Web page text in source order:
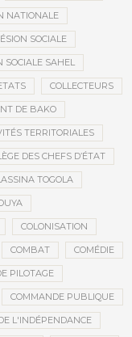
NATIONALE
SOCIALE
SOCIALE SAHEL
COLLECTEURS
DE BAKO
TERRITORIALES
DES CHEFS D’ÉTAT
TOGOLA
COLONISATION
COMBAT COMÉDIE
PILOTAGE
COMMANDE PUBLIQUE
L'INDÉPENDANCE